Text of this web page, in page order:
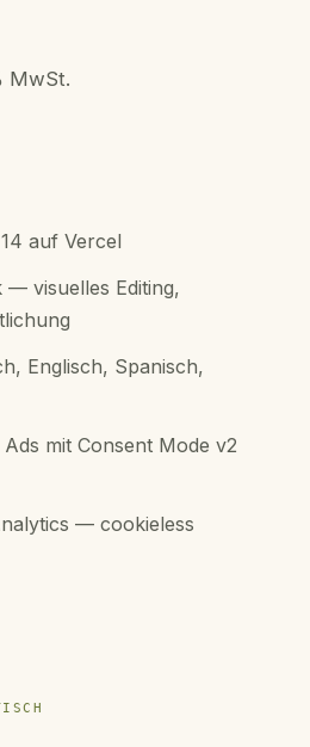
MwSt.
auf Vercel
visuelles Editing,
Englisch, Spanisch,
mit Consent Mode v2
— cookieless